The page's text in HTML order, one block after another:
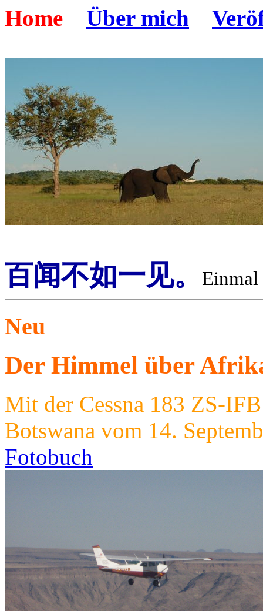
Home Über mich
百闻不如一见。 Einmal
Neu
Der Himmel über
Mit der Cessna 183 ZS-
Botswana vom 14.
Fotobuch